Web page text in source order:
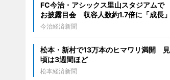
FC今治・アシックス里山スタジアムで
お披露目会 収容人数約1.7倍に「成長」
今治経済新聞
松本・新村で13万本のヒマワリ満開 見
頃は3週間ほど
松本経済新聞